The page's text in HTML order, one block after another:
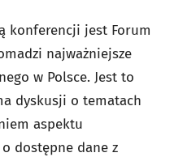
konferencji jest Forum
najważniejsze
w Polsce. Jest to
dyskusji o tematach
aspektu
dostępne dane z